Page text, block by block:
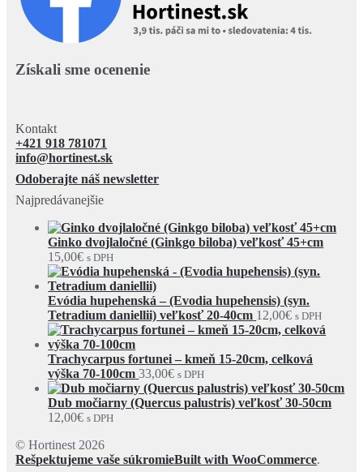
Získali sme ocenenie
Kontakt
+421 918 781071
info@hortinest.sk
Odoberajte náš newsletter
Najpredávanejšie
Ginko dvojlaločné (Ginkgo biloba) veľkosť 45+cm
15,00€ s DPH
Evódia hupehenská – (Evodia hupehensis) (syn.
Tetradium daniellii) veľkosť 20-40cm 12,00€ s DPH
Trachycarpus fortunei – kmeň 15-20cm, celková
výška 70-100cm 33,00€ s DPH
Dub močiarny (Quercus palustris) veľkosť 30-50cm
12,00€ s DPH
© Hortinest 2026
Rešpektujeme vaše súkromieBuilt with WooCommerce.